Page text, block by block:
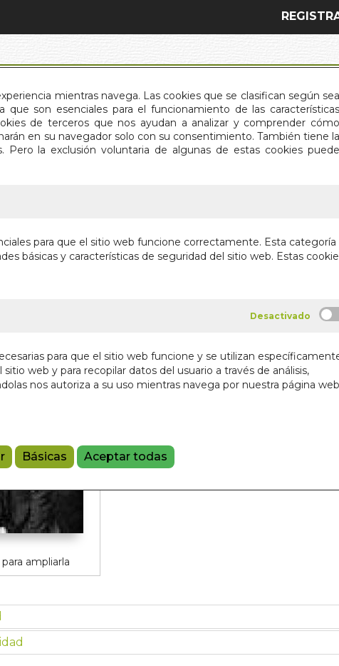
mientras navega. Las cookies que se clasifican según sea
que son esenciales para el funcionamiento de las características
de terceros que nos ayudan a analizar y comprender cómo
en su navegador solo con su consentimiento. También tiene la
la exclusión voluntaria de algunas de estas cookies puede
para que el sitio web funcione correctamente. Esta categoría
básicas y características de seguridad del sitio web. Estas
para que el sitio web funcione y se utilizan
web y para recopilar datos del usuario a través de análisis,
nos autoriza a su uso mientras navega por nuestra página
Básicas Aceptar todas
QUIÉNES SOMOS CONTACTO
ampliarla
BEATLES QUE HE
JOSE MANUEL PEÑA
Añadir a la cesta